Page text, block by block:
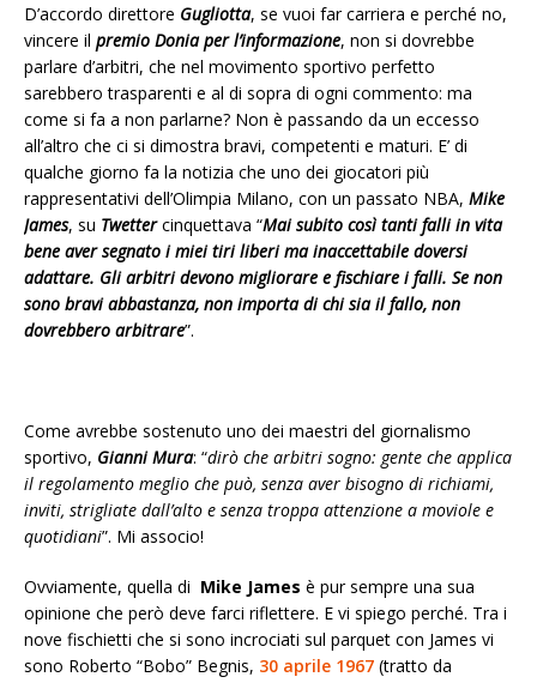
D’accordo direttore Gugliotta, se vuoi far carriera e perché no,
vincere il premio Donia per l’informazione, non si dovrebbe
parlare d’arbitri, che nel movimento sportivo perfetto
sarebbero trasparenti e al di sopra di ogni commento: ma
come si fa a non parlarne? Non è passando da un eccesso
all’altro che ci si dimostra bravi, competenti e maturi. E’ di
qualche giorno fa la notizia che uno dei giocatori più
rappresentativi dell’Olimpia Milano, con un passato NBA, Mike
James, su Twettercinquettava “Mai subito così tanti falli in vita
bene aver segnato i miei tiri liberi ma inaccettabile doversi
adattare. Gli arbitri devono migliorare e fischiare i falli. Se non
sono bravi abbastanza, non importa di chi sia il fallo, non
dovrebbero arbitrare”.
Come avrebbe sostenuto uno dei maestri del giornalismo
sportivo, Gianni Mura: “dirò che arbitri sogno: gente che applica
il regolamento meglio che può, senza aver bisogno di richiami,
inviti, strigliate dall’alto e senza troppa attenzione a moviole e
quotidiani”. Mi associo!
Ovviamente, quella di Mike James è pur sempre una sua
opinione che però deve farci riflettere. E vi spiego perché. Tra i
nove fischietti che si sono incrociati sul parquet con James vi
sono Roberto “Bobo” Begnis, 30 aprile 1967 (tratto da